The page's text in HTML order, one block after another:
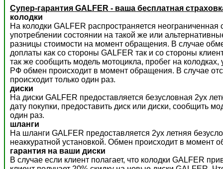
Супер-гарантия GALFER - ваша бесплатная
колодки
На колодки GALFER распространяется
употреблении состоянии на такой же или
разницы стоимости на момент обращения. В случае
доплаты как со стороны GALFER так и со стороны
так же сообщить модель мотоцикла, пробег на
РФ обмен происходит в момент обращения. В случае
происходит только один раз.
диски
На диски GALFER предоставляется безусловная 2ух
дату покупки, предоставить диск или диски, сообщить
один раз.
шланги
На шланги GALFER предоставляется 2ух летняя
неаккуратной установкой. Обмен происходит в момент
гарантия на ваши диски
В случае если клиент полагает, что колодки GALFER